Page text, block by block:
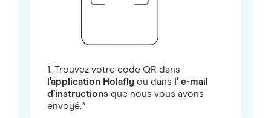
1. Trouvez votre code QR dans
l’application Holaflyou dans l’ e-mail
d’instructionsque nous vous avons
envoyé.*